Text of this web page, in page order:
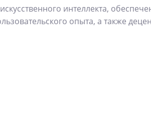
интеллекта,
опыта, а также